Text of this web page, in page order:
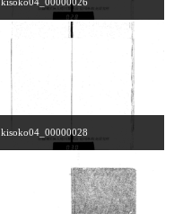
kisoko04_00000028